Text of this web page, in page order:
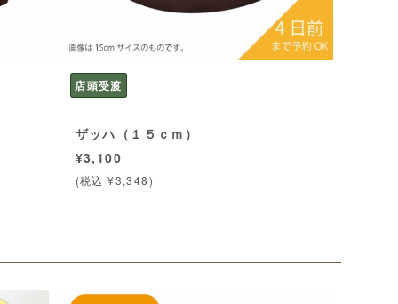
店頭受渡
ザッハ（１５ｃｍ）
¥3,100
(税込 ¥3,348)